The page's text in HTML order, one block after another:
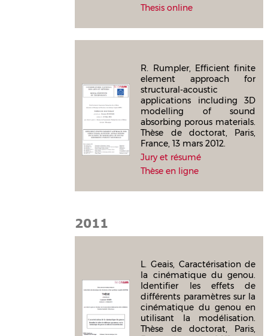
Thesis online
R. Rumpler, Efficient finite
element approach for
structural-acoustic
applications including 3D
modelling of sound
absorbing porous materials.
Thèse de doctorat, Paris,
France, 13 mars 2012.
Jury et résumé
Thèse en ligne
2011
L. Geais, Caractérisation de
la cinématique du genou.
Identifier les effets de
différents paramètres sur la
cinématique du genou en
utilisant la modélisation.
Thèse de doctorat, Paris,